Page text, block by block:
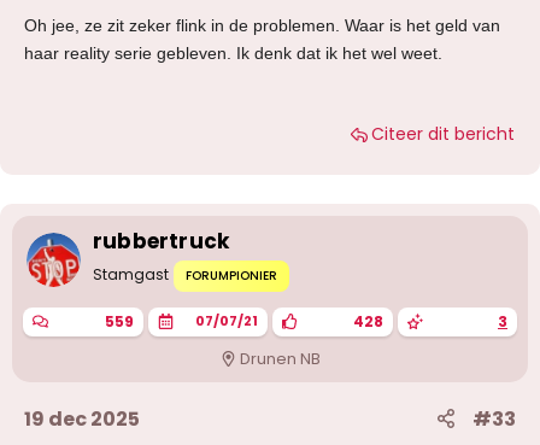
Oh jee, ze zit zeker flink in de problemen. Waar is het geld van
haar reality serie gebleven. Ik denk dat ik het wel weet.
Citeer dit bericht
rubbertruck
Stamgast FORUMPIONIER
559 07/07/21 428 3
Drunen NB
19 dec 2025 #33